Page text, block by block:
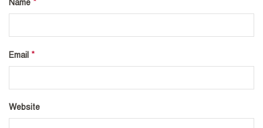
Name *
Email *
Website